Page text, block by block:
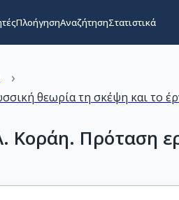
ΠλοήγησηΑναζήτησηΣτατιστικά
›
θεωρία τη σκέψη και το
Κοράη. Πρόταση